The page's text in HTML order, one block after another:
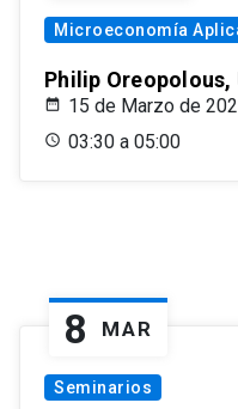
Microeconomía
Philip
15 de Marzo de
03:30 a 05:00
8 MAR
Seminarios